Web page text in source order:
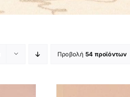
Προβολή 54 προϊόντων